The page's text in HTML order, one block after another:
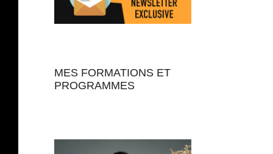
MES FORMATIONS ET
PROGRAMMES